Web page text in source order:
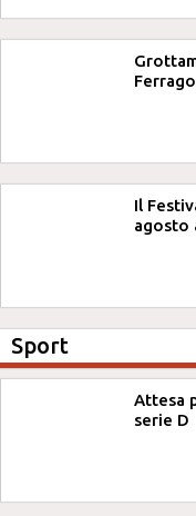
Il
agosto
Sport
Attesa
serie D